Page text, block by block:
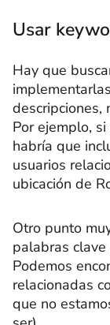
Usar
Hay que
descripciones,
Por ejemplo,
habría que
usuarios
ubicación de
Otro punto
palabras
Podemos
relacionadas
que no